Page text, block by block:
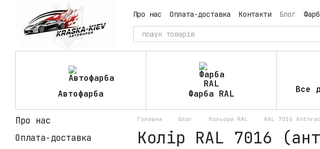
Перейти до основного контенту
Про нас Оплата-доставка Контакти Блог
Автофарба Фарба RAL
Все
Головна Блог Кольори RAL RAL 7016
Колір RAL 7016
Про нас
Оплата-доставка